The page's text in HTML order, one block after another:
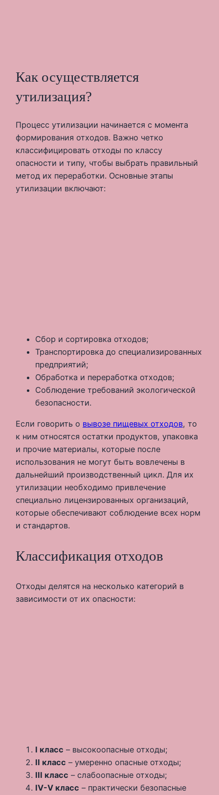
Как осуществляется
утилизация?
Процесс утилизации начинается с момента
формирования отходов. Важно четко
классифицировать отходы по классу
опасности и типу, чтобы выбрать правильный
метод их переработки. Основные этапы
утилизации включают:
Сбор и сортировка отходов;
Транспортировка до специализированных
предприятий;
Обработка и переработка отходов;
Соблюдение требований экологической
безопасности.
Если говорить о вывозе пищевых отходов, то
к ним относятся остатки продуктов, упаковка
и прочие материалы, которые после
использования не могут быть вовлечены в
дальнейший производственный цикл. Для их
утилизации необходимо привлечение
специально лицензированных организаций,
которые обеспечивают соблюдение всех норм
и стандартов.
Классификация отходов
Отходы делятся на несколько категорий в
зависимости от их опасности:
I класс – высокоопасные отходы;
II класс – умеренно опасные отходы;
III класс – слабоопасные отходы;
IV-V класс – практически безопасные